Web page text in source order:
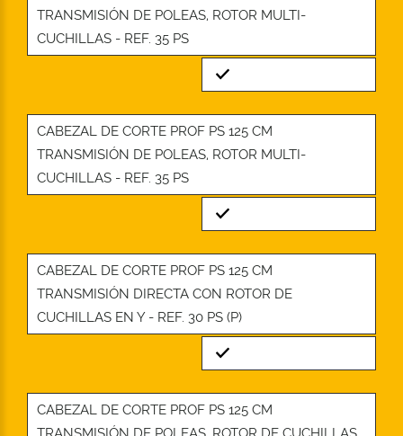
TRANSMISIÓN DE POLEAS, ROTOR MULTI-
CUCHILLAS - REF. 35 PS
Standard
CABEZAL DE CORTE PROF PS 125 CM
TRANSMISIÓN DE POLEAS, ROTOR MULTI-
CUCHILLAS - REF. 35 PS
Standard
CABEZAL DE CORTE PROF PS 125 CM
TRANSMISIÓN DIRECTA CON ROTOR DE
CUCHILLAS EN Y - REF. 30 PS (P)
Standard
CABEZAL DE CORTE PROF PS 125 CM